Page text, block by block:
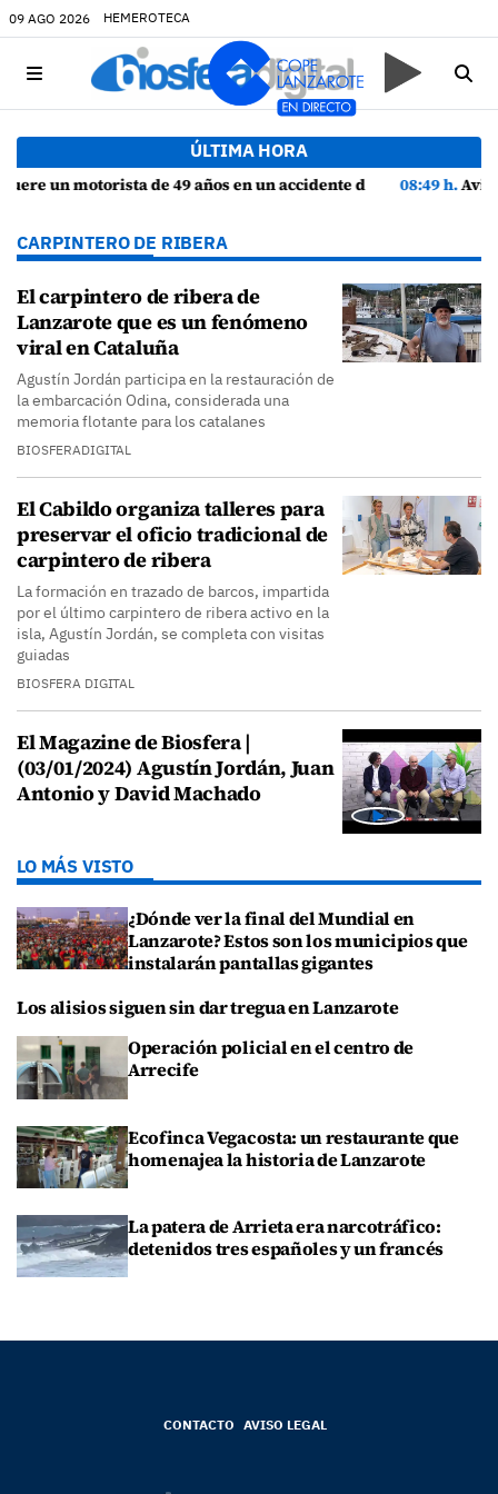
09 AGO 2026 HEMEROTECA
ÚLTIMA HORA
en un accidente de tráfico en Haría
08:49 h.Avistados pollos jóvenes de corredor sahariano y
CARPINTERO DE RIBERA
El carpintero de ribera de
Lanzarote que es un fenómeno
viral en Cataluña
Agustín Jordán participa en la restauración de
la embarcación Odina, considerada una
memoria flotante para los catalanes
BIOSFERADIGITAL
El Cabildo organiza talleres para
preservar el oficio tradicional de
carpintero de ribera
La formación en trazado de barcos, impartida
por el último carpintero de ribera activo en la
isla, Agustín Jordán, se completa con visitas
guiadas
BIOSFERA DIGITAL
El Magazine de Biosfera |
(03/01/2024) Agustín Jordán, Juan
Antonio y David Machado
LO MÁS VISTO
¿Dónde ver la final del Mundial en
Lanzarote? Estos son los municipios que
instalarán pantallas gigantes
Los alisios siguen sin dar tregua en Lanzarote
Operación policial en el centro de
Arrecife
Ecofinca Vegacosta: un restaurante que
homenajea la historia de Lanzarote
La patera de Arrieta era narcotráfico:
detenidos tres españoles y un francés
CONTACTO AVISO LEGAL